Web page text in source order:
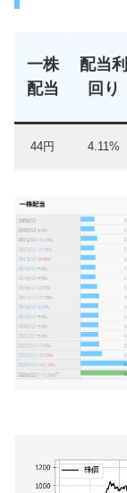
一株
配当
配当利
回り
44円 4.11%